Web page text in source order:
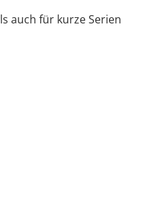
auch für kurze Serien